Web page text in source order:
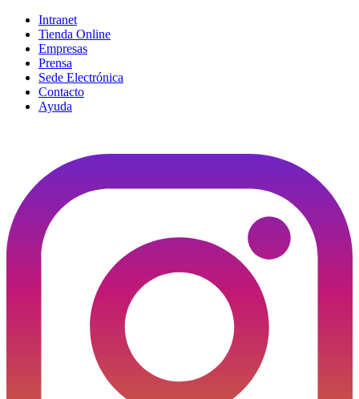
Intranet
Tienda Online
Empresas
Prensa
Sede Electrónica
Contacto
Ayuda